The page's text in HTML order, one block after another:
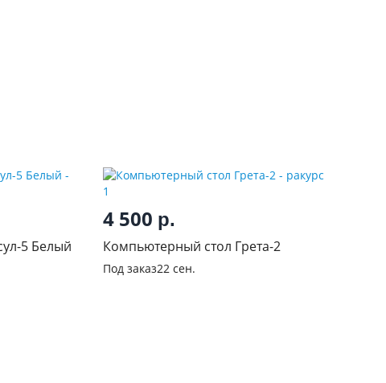
Журнальный стол Консул-5 Белый
4 500 р.
Компьютерный стол Грета-2
Под заказ22 сен.